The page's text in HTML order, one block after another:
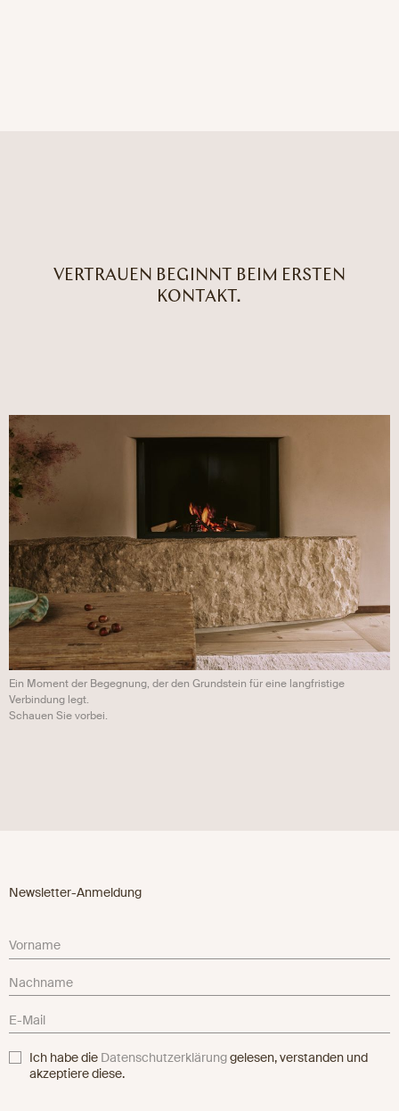
VERTRAUEN BEGINNT BEIM ERSTEN
KONTAKT.
Ein Moment der Begegnung, der den Grundstein für eine langfristige
Verbindung legt.
Schauen Sie vorbei.
Newsletter-Anmeldung
Ich habe die Datenschutzerklärunggelesen, verstanden und
akzeptiere diese.